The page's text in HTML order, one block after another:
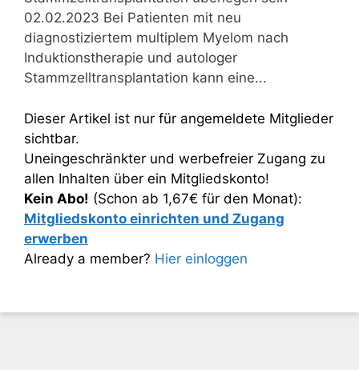
02.02.2023 Bei Patienten mit neu
diagnostiziertem multiplem Myelom nach
Induktionstherapie und autologer
Stammzelltransplantation kann eine...
Dieser Artikel ist nur für angemeldete Mitglieder
sichtbar.
Uneingeschränkter und werbefreier Zugang zu
allen Inhalten über ein Mitgliedskonto!
Kein Abo! (Schon ab 1,67€ für den Monat):
Mitgliedskonto einrichten und Zugang
erwerben
Already a member? Hier einloggen